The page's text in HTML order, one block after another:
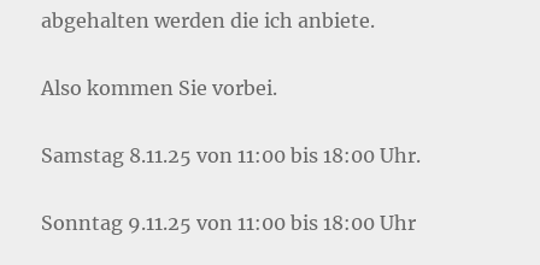
abgehalten werden die ich anbiete.
Also kommen Sie vorbei.
Samstag 8.11.25 von 11:00 bis 18:00 Uhr.
Sonntag 9.11.25 von 11:00 bis 18:00 Uhr